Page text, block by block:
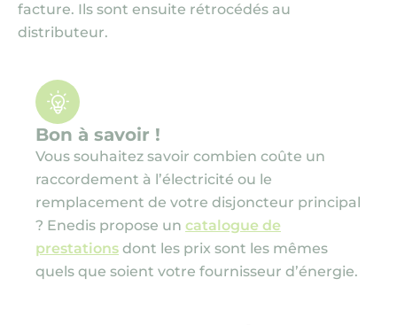
facture. Ils sont ensuite rétrocédés au
distributeur.
Bon à savoir !
Vous souhaitez savoir combien coûte un
raccordement à l’électricité ou le
remplacement de votre disjoncteur principal
? Enedis propose un catalogue de
prestations dont les prix sont les mêmes
quels que soient votre fournisseur d’énergie.